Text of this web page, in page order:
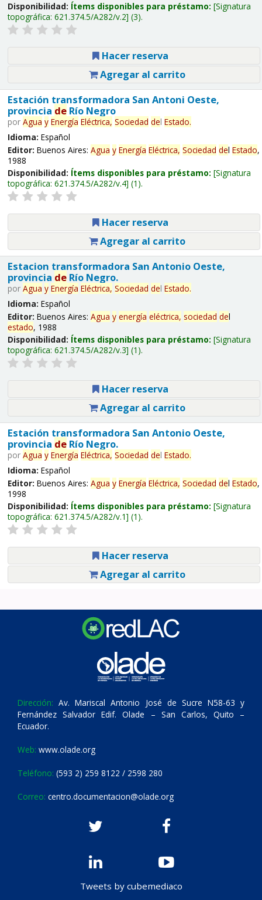
Disponibilidad: Ítems disponibles para préstamo: Signatura
topográfica: 621.374.5/A282/v.2 (3).
Hacer reserva
Agregar al carrito
Estación transformadora San Antoni Oeste,
provincia deRío Negro
por Agua y Energía Eléctrica, Sociedad del Estado.
Idioma: Español
Editor: Buenos Aires: Agua y Energía Eléctrica, Sociedad del Estado,
1988
Disponibilidad: Ítems disponibles para préstamo: Signatura
topográfica: 621.374.5/A282/v.4 (1).
Hacer reserva
Agregar al carrito
Estacion transformadora San Antonio Oeste,
provincia deRío Negro.
por Agua y Energía Eléctrica, Sociedad del Estado.
Idioma: Español
Editor: Buenos Aires: Agua y energía eléctrica, sociedad del
estado, 1988
Disponibilidad: Ítems disponibles para préstamo: Signatura
topográfica: 621.374.5/A282/v.3 (1).
Hacer reserva
Agregar al carrito
Estación transformadora San Antonio Oeste,
provincia deRío Negro.
por Agua y Energía Eléctrica, Sociedad del Estado.
Idioma: Español
Editor: Buenos Aires: Agua y Energía Eléctrica, Sociedad del Estado,
1998
Disponibilidad: Ítems disponibles para préstamo: Signatura
topográfica: 621.374.5/A282/v.1 (1).
Hacer reserva
Agregar al carrito
Dirección: Av. Mariscal Antonio José de Sucre N58-63 y
Fernández Salvador Edif. Olade – San Carlos, Quito –
Ecuador.
Web: www.olade.org
Teléfono: (593 2) 259 8122 / 2598 280
Correo: centro.documentacion@olade.org
Tweets by cubemediaco